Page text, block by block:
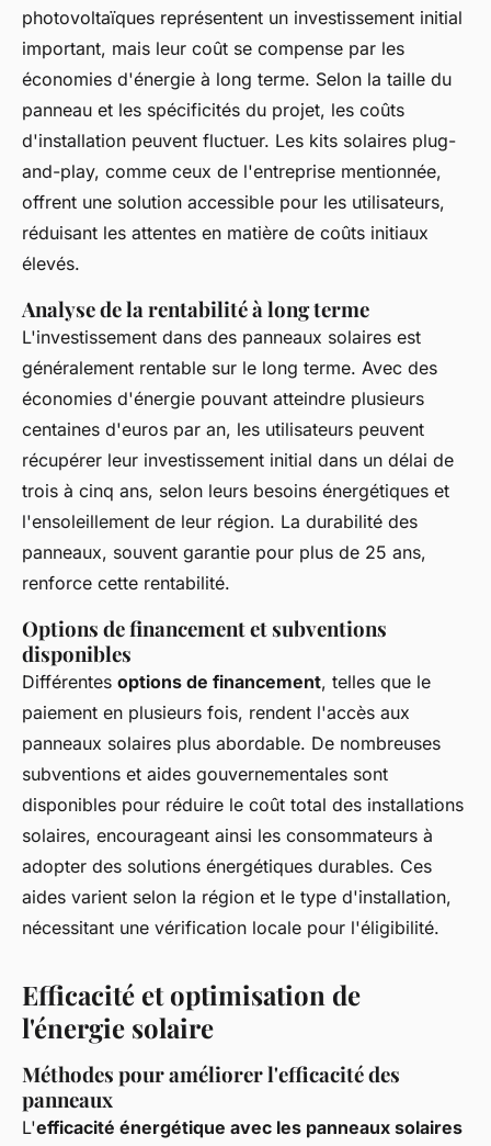
photovoltaïques représentent un investissement initial
important, mais leur coût se compense par les
économies d'énergie à long terme. Selon la taille du
panneau et les spécificités du projet, les coûts
d'installation peuvent fluctuer. Les kits solaires plug-
and-play, comme ceux de l'entreprise mentionnée,
offrent une solution accessible pour les utilisateurs,
réduisant les attentes en matière de coûts initiaux
élevés.
Analyse de la rentabilité à long terme
L'investissement dans des panneaux solaires est
généralement rentable sur le long terme. Avec des
économies d'énergie pouvant atteindre plusieurs
centaines d'euros par an, les utilisateurs peuvent
récupérer leur investissement initial dans un délai de
trois à cinq ans, selon leurs besoins énergétiques et
l'ensoleillement de leur région. La durabilité des
panneaux, souvent garantie pour plus de 25 ans,
renforce cette rentabilité.
Options de financement et subventions
disponibles
Différentes options de financement, telles que le
paiement en plusieurs fois, rendent l'accès aux
panneaux solaires plus abordable. De nombreuses
subventions et aides gouvernementales sont
disponibles pour réduire le coût total des installations
solaires, encourageant ainsi les consommateurs à
adopter des solutions énergétiques durables. Ces
aides varient selon la région et le type d'installation,
nécessitant une vérification locale pour l'éligibilité.
Efficacité et optimisation de
l'énergie solaire
Méthodes pour améliorer l'efficacité des
panneaux
L'efficacité énergétique avec les panneaux solaires